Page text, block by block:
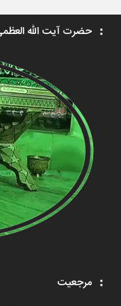
حضرت آیت الله
مرجعیت